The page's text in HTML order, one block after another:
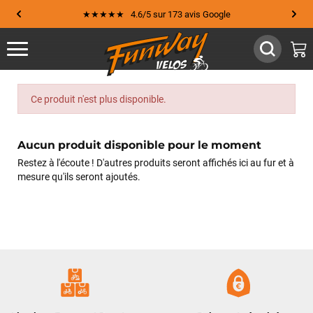
★★★★★ 4.6/5 sur 173 avis Google
Ce produit n'est plus disponible.
Aucun produit disponible pour le moment
Restez à l'écoute ! D'autres produits seront affichés ici au fur et à
mesure qu'ils seront ajoutés.
de mon achat. J'avais d'ailleurs recommandé cette enseigne
à plusieurs amis, dont cinq ont finalement acheté le même
modèle. J'ai ensuite rencontré une série de problèmes